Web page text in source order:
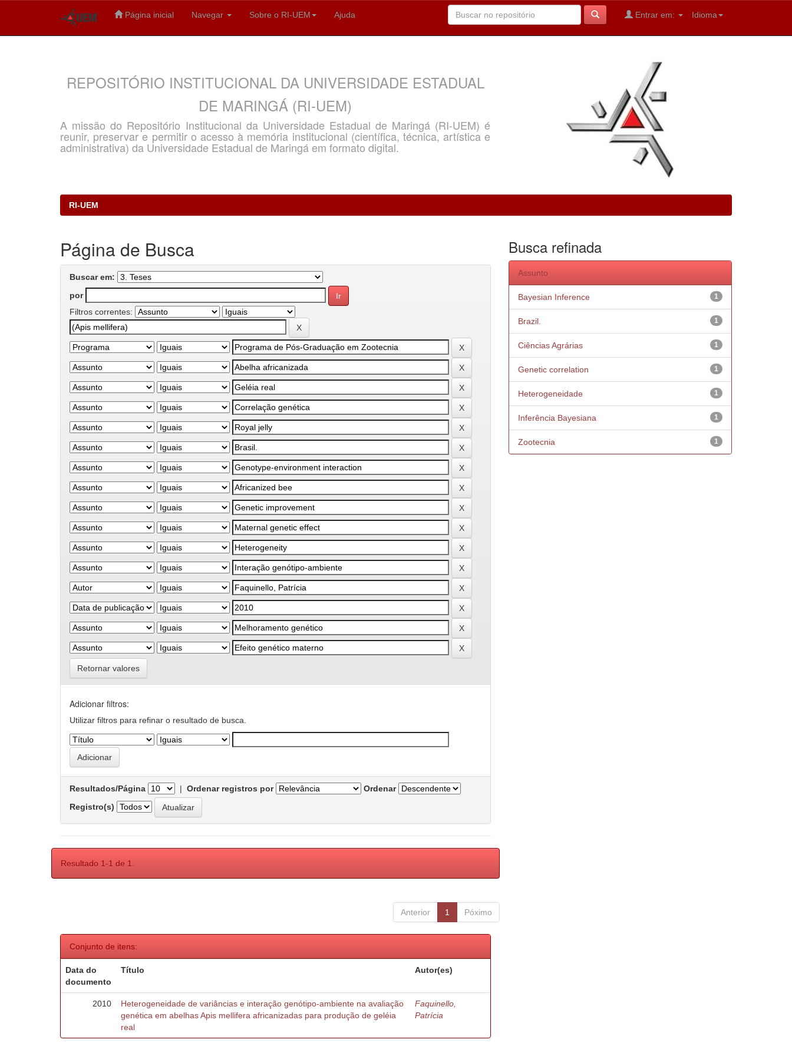
Página inicial Navegar Sobre o RI-UEM Ajuda Idioma
Entrar em:
REPOSITÓRIO INSTITUCIONAL DA UNIVERSIDADE ESTADUAL
DE MARINGÁ (RI-UEM)
A missão do Repositório Institucional da Universidade Estadual de Maringá (RI-UEM) é
reunir, preservar e permitir o acesso à memória institucional (científica, técnica, artística e
administrativa) da Universidade Estadual de Maringá em formato digital.
RI-UEM
Página de Busca
Buscar em:
por
Filtros correntes:
Retornar valores
Adicionar filtros:
Utilizar filtros para refinar o resultado de busca.
Resultados/Página | Ordenar registros por
Ordenar
Registro(s)
Resultado 1-1 de 1.
Anterior 1 Póximo
Conjunto de itens:
Data do
documento
Título Autor(es)
2010
Heterogeneidade de variâncias e interação genótipo-ambiente na avaliação
genética em abelhas Apis mellifera africanizadas para produção de geléia
real
Faquinello,
Patrícia
Busca refinada
Assunto
1
Bayesian Inference
1
Brazil.
1
Ciências Agrárias
1
Genetic correlation
1
Heterogeneidade
1
Inferência Bayesiana
1
Zootecnia